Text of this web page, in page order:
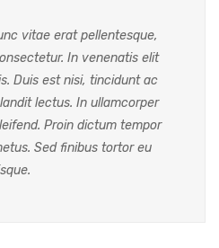
vitae erat pellentesque,
In venenatis elit
Duis est nisi, tincidunt ac
lectus. In ullamcorper
Proin dictum tempor
Sed finibus tortor eu